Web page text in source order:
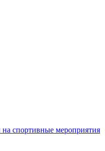
спортивные мероприятия